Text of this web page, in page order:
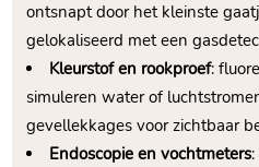
ontsnapt door het kleinste
gelokaliseerd met een
Kleurstof en rookproef:
simuleren water of
gevellekkages voor zichtbaar
Endoscopie en vochtmeters